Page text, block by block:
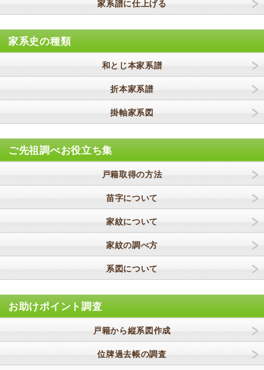
家系譜に仕上げる
家系史の種類
和とじ本家系譜
折本家系譜
掛軸家系図
ご先祖調べお役立ち集
戸籍取得の方法
苗字について
家紋について
家紋の調べ方
系図について
お助けポイント調査
戸籍から縦系図作成
位牌過去帳の調査